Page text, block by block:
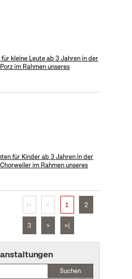
kleine Leute ab 3 Jahren in der
im Rahmen unseres
für Kinder ab 3 Jahren in der
im Rahmen unseres
|< < 1 2
3 > >|
Suchen